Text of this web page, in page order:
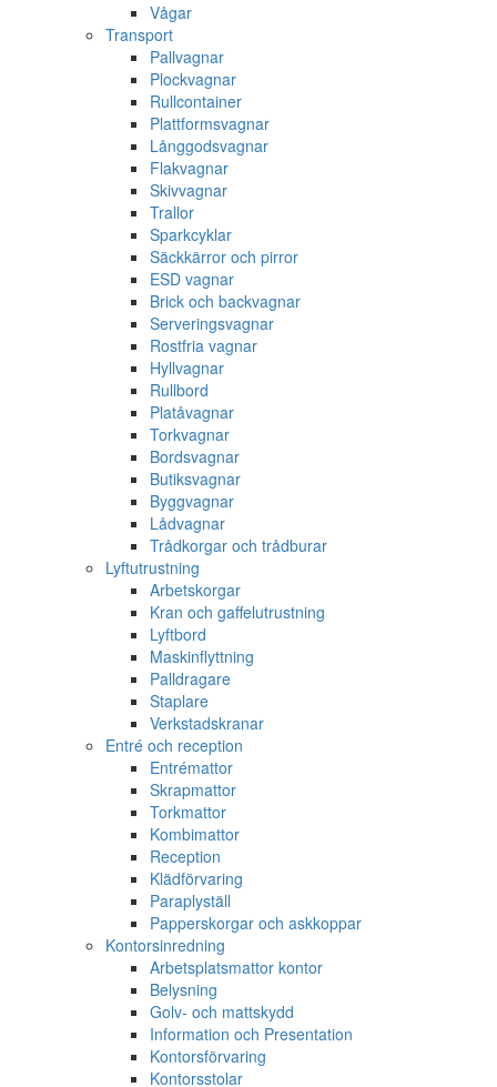
Vågar
Transport
Pallvagnar
Plockvagnar
Rullcontainer
Plattformsvagnar
Långgodsvagnar
Flakvagnar
Skivvagnar
Trallor
Sparkcyklar
Säckkärror och pirror
ESD vagnar
Brick och backvagnar
Serveringsvagnar
Rostfria vagnar
Hyllvagnar
Rullbord
Platåvagnar
Torkvagnar
Bordsvagnar
Butiksvagnar
Byggvagnar
Lådvagnar
Trådkorgar och trådburar
Lyftutrustning
Arbetskorgar
Kran och gaffelutrustning
Lyftbord
Maskinflyttning
Palldragare
Staplare
Verkstadskranar
Entré och reception
Entrémattor
Skrapmattor
Torkmattor
Kombimattor
Reception
Klädförvaring
Paraplyställ
Papperskorgar och askkoppar
Kontorsinredning
Arbetsplatsmattor kontor
Belysning
Golv- och mattskydd
Information och Presentation
Kontorsförvaring
Kontorsstolar